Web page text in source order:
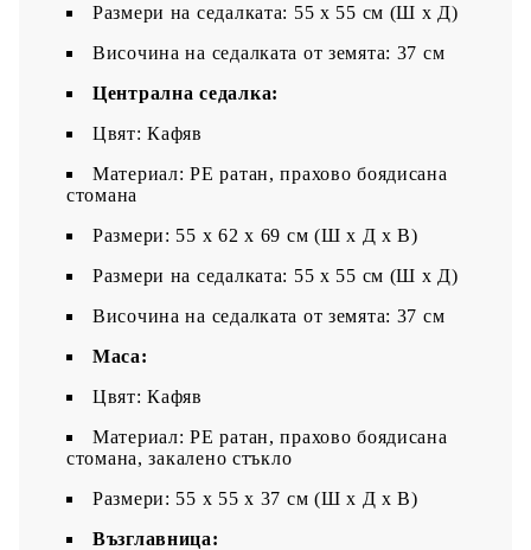
Размери на седалката: 55 x 55 cм (Ш x Д)
Височина на седалката от земята: 37 см
Централна седалка:
Цвят: Кафяв
Материал: PE ратан, прахово боядисана
стомана
Размери: 55 x 62 x 69 см (Ш x Д x В)
Размери на седалката: 55 x 55 cм (Ш x Д)
Височина на седалката от земята: 37 см
Маса:
Цвят: Кафяв
Материал: PE ратан, прахово боядисана
стомана, закалено стъкло
Размери: 55 x 55 x 37 см (Ш x Д x В)
Възглавница: